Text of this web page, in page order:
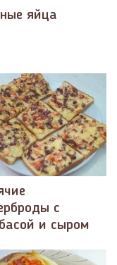
яйца
с
и сыром